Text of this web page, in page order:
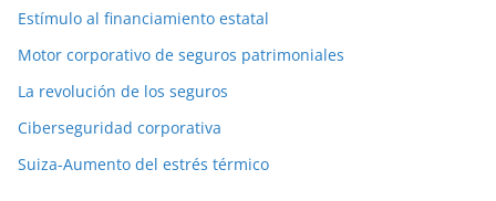
Estímulo al financiamiento estatal
Motor corporativo de seguros patrimoniales
La revolución de los seguros
Ciberseguridad corporativa
Suiza-Aumento del estrés térmico